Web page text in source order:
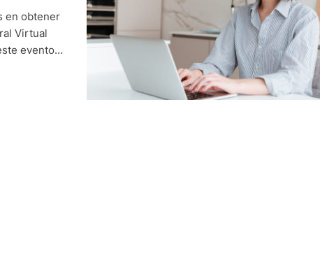
en obtener
Virtual
evento,
y DP
…